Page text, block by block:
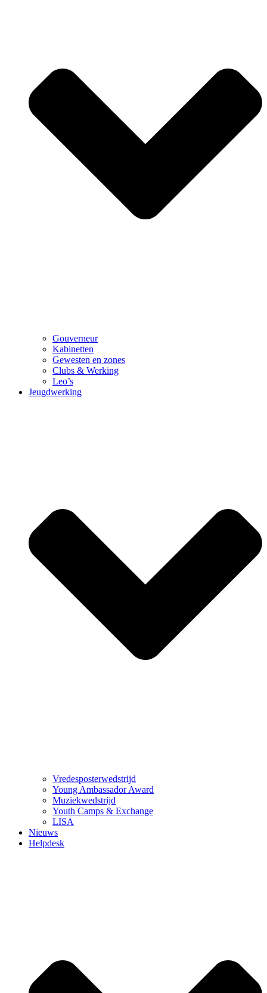
Gouverneur
Kabinetten
Gewesten en zones
Clubs & Werking
Leo’s
Jeugdwerking
Vredesposterwedstrijd
Young Ambassador Award
Muziekwedstrijd
Youth Camps & Exchange
LISA
Nieuws
Helpdesk